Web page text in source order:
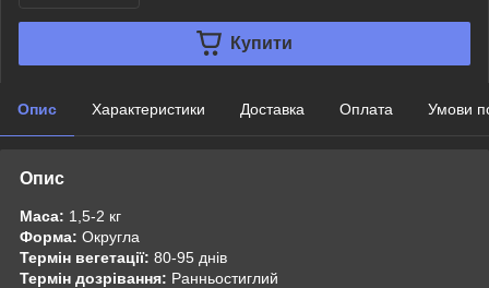
Купити
Опис Характеристики Доставка Оплата Умови
Опис
Маса: 1,5-2 кг
Форма: Округла
Термін вегетації: 80-95 днів
Термін дозрівання: Ранньостиглий